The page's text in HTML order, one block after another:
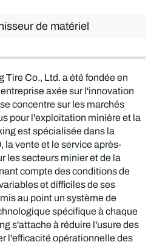
de matériel
Tire Co., Ltd. a été fondée en
axée sur l'innovation
concentre sur les marchés
pour l'exploitation minière et la
est spécialisée dans la
la vente et le service après-
les secteurs minier et de la
compte des conditions de
et difficiles de ses
au point un système de
spécifique à chaque
s'attache à réduire l'usure des
l'efficacité opérationnelle des